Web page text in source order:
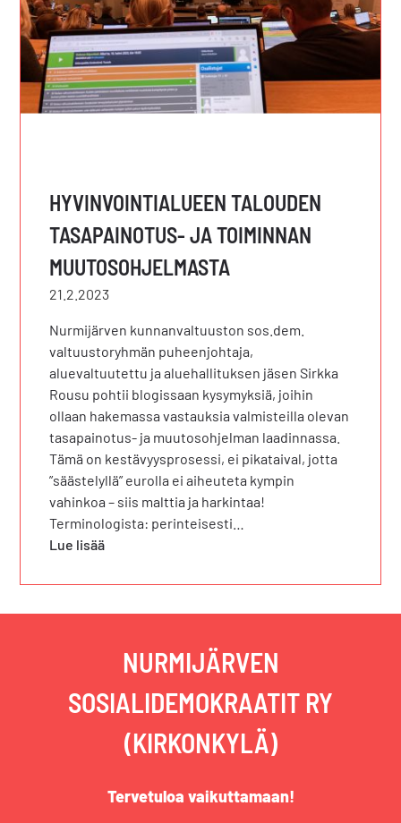
HYVINVOINTIALUEEN TALOUDEN
TASAPAINOTUS- JA TOIMINNAN
MUUTOSOHJELMASTA
21.2.2023
Nurmijärven kunnanvaltuuston sos.dem.
valtuustoryhmän puheenjohtaja,
aluevaltuutettu ja aluehallituksen jäsen Sirkka
Rousu pohtii blogissaan kysymyksiä, joihin
ollaan hakemassa vastauksia valmisteilla olevan
tasapainotus- ja muutosohjelman laadinnassa.
Tämä on kestävyysprosessi, ei pikataival, jotta
”säästelyllä” eurolla ei aiheuteta kympin
vahinkoa – siis malttia ja harkintaa!
Terminologista: perinteisesti…
Lue lisää
NURMIJÄRVEN
SOSIALIDEMOKRAATIT RY
(KIRKONKYLÄ)
Tervetuloa vaikuttamaan!